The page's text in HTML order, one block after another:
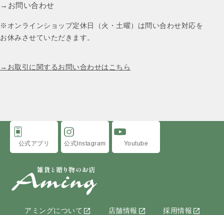
お問い合わせ
※オンラインショップ定休日（火・土曜）は問い合わせ対応を
お休みさせていただきます。
お取引に関するお問い合わせはこちら
アミングについて 店舗情報 採用情報
公式アプリ 公式Instagram Youtube